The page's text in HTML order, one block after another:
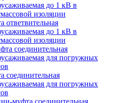
ответвительная
до 1 кВ в
изоляции
соединительная
для погружных